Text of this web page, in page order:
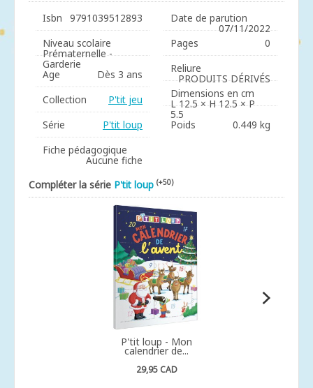
Isbn
9791039512893
Niveau scolaire
Prématernelle -
Garderie
Age
Dès 3 ans
Collection
P'tit jeu
Série
P'tit loup
Fiche pédagogique
Aucune fiche
Date de parution
07/11/2022
Pages
0
Reliure
PRODUITS DÉRIVÉS
Dimensions en cm
L 12.5 × H 12.5 × P
5.5
Poids 0.449 kg
Compléter la série P'tit loup (+50)
P'tit loup - Mon
calendrier de...
29,95 CAD